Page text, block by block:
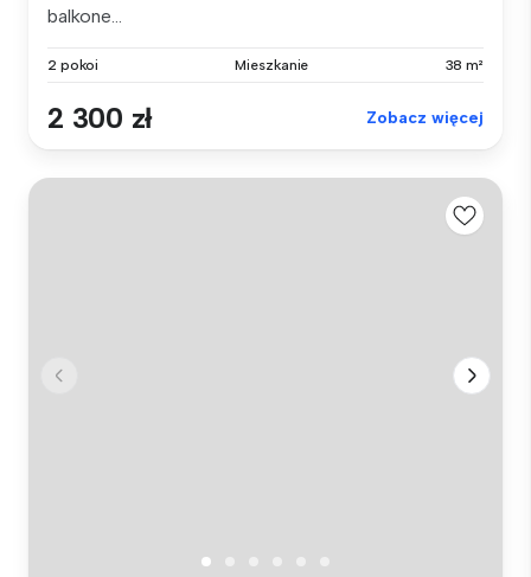
balkone...
2 pokoi Mieszkanie 38 m²
2 300 zł Zobacz więcej